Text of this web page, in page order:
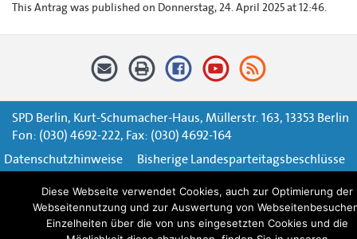
This Antrag was published on Donnerstag, 24. April 2025 at 12:46.
SPD Berlin, Kurt-Schumacher-Haus, Müllerstr. 163, 13353 Berlin
Fon: (030) 4692-222, Fax: (030) 4692-164
Datenschutzhinweise
Bisherige Landesparteitagsbeschlüsse
Impressum
Kontaktformular
Diese Webseite verwendet Cookies, auch zur Optimierung der
Webseitennutzung und zur Auswertung von
Einzelheiten über die von uns eingesetzten Cookies und die